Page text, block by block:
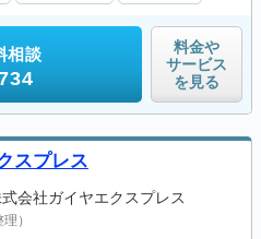
相談
料金や
サービス
を見る
スプレス
会社ガイヤエクスプレス
）